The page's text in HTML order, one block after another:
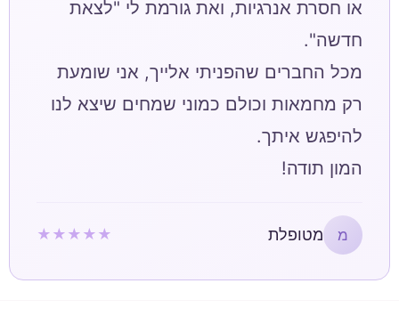
או חסרת אנרגיות, ואת גורמת לי "לצאת
מכל החברים שהפניתי אלייך, אני שומעת
רק מחמאות וכולם כמוני שמחים שיצא לנו
המון תודה!
מ מטופלת ★★★★★